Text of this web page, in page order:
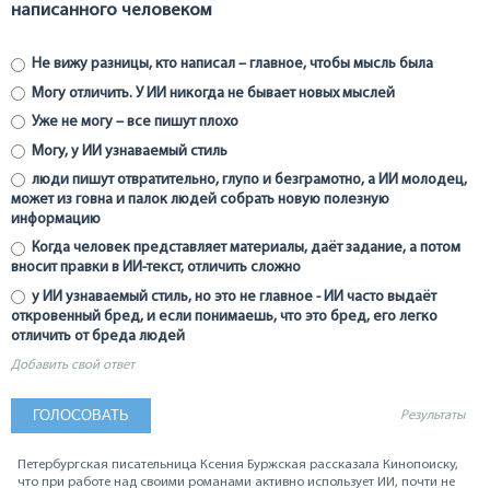
написанного человеком
Не вижу разницы, кто написал – главное, чтобы мысль была
Могу отличить. У ИИ никогда не бывает новых мыслей
Уже не могу – все пишут плохо
Могу, у ИИ узнаваемый стиль
люди пишут отвратительно, глупо и безграмотно, а ИИ молодец,
может из говна и палок людей собрать новую полезную
информацию
Когда человек представляет материалы, даёт задание, а потом
вносит правки в ИИ-текст, отличить сложно
у ИИ узнаваемый стиль, но это не главное - ИИ часто выдаёт
откровенный бред, и если понимаешь, что это бред, его легко
отличить от бреда людей
Добавить свой ответ
Результаты
Петербургская писательница Ксения Буржская рассказала Кинопоиску,
что при работе над своими романами активно использует ИИ, почти не